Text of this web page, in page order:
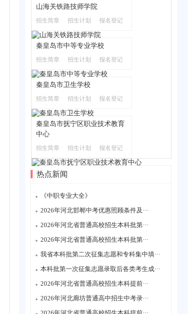
山海关铁路技师学院
招生简章 招生计划 报名登记
秦皇岛市中等专业学校
招生简章 招生计划 报名登记
秦皇岛市卫生学校
招生简章 招生计划 报名登记
秦皇岛市抚宁区职业技术教育
中心
招生简章 招生计划 报名登记
热点新闻
《中职专业大全》
2026年河北邯郸中考优惠照顾条件及···
2026年河北省普通高校招生本科批第···
2026年河北省普通高校招生本科批第···
我省本科批第二次征集志愿和专科集中填···
本科批第一次征集志愿录取后各类考生成···
2026年河北省普通高校招生本科提前···
2026年河北廊坊普通高中招生中考录···